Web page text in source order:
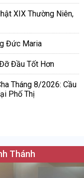
XIX Thường Niên,
Đức Maria
Đầu Tốt Hơn
Tháng 8/2026: Cầu
Phố Thị
Thánh